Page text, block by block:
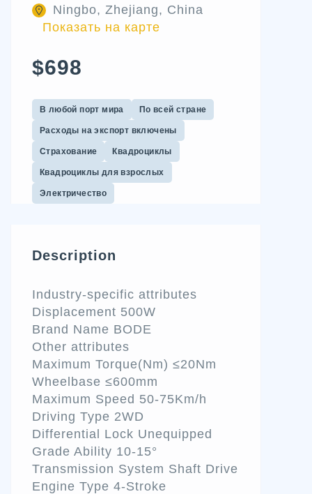
Ningbo, Zhejiang, China
Показать на карте
$698
В любой порт мира По всей стране
Расходы на экспорт включены
Страхование Квадроциклы
Квадроциклы для взрослых
Электричество
Description
Industry-specific attributes
Displacement 500W
Brand Name BODE
Other attributes
Maximum Torque(Nm) ≤20Nm
Wheelbase ≤600mm
Maximum Speed 50-75Km/h
Driving Type 2WD
Differential Lock Unequipped
Grade Ability 10-15°
Transmission System Shaft Drive
Engine Type 4-Stroke